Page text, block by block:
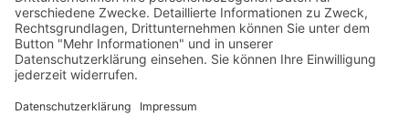
Mehr erfahren